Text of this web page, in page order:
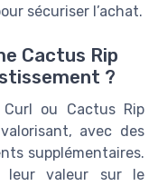
sécuriser l’achat.
Cactus Rip
?
Curl ou Cactus Rip
avec des
supplémentaires.
leur valeur sur le